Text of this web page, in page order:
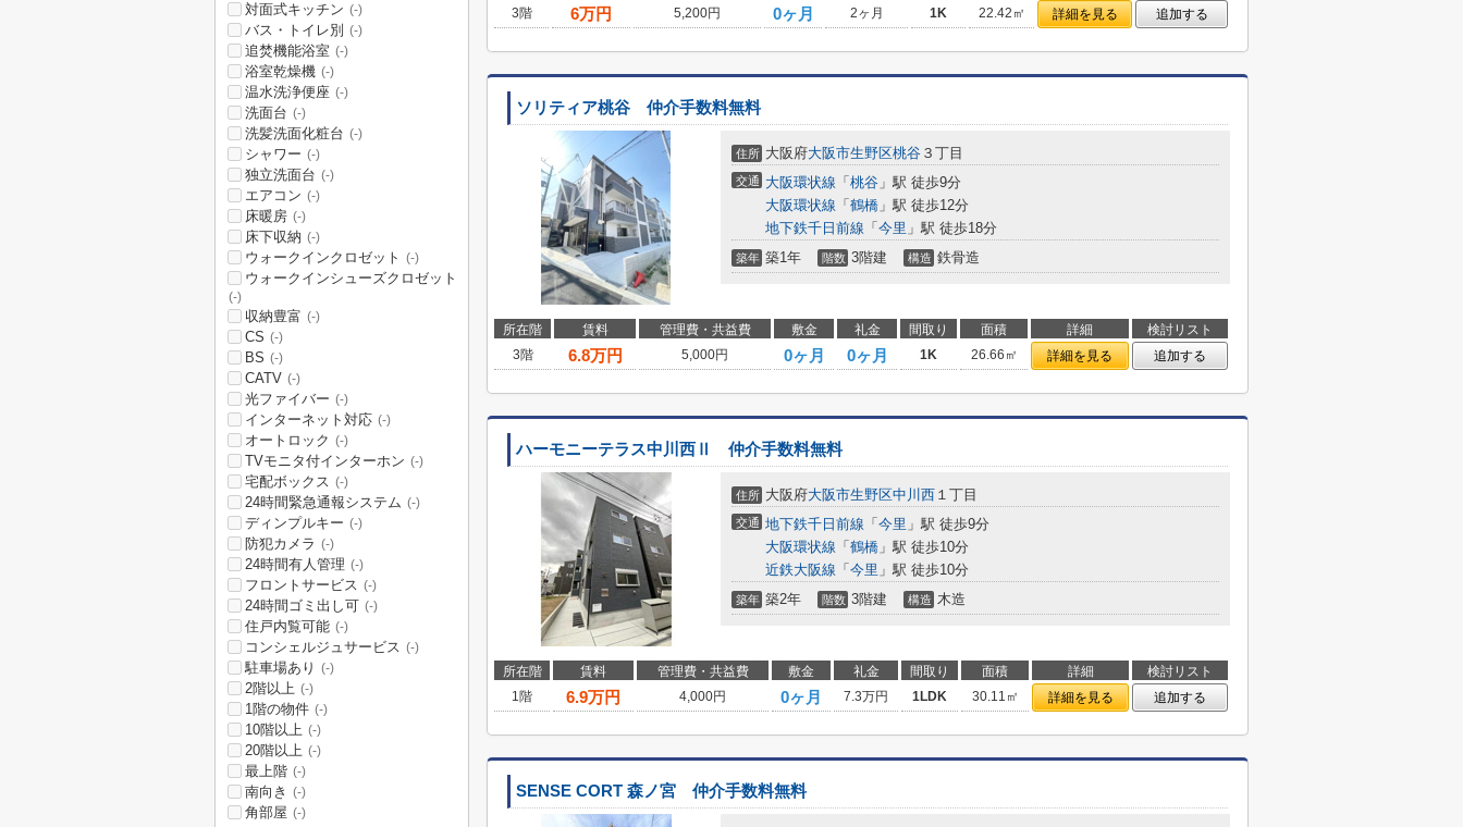
3階
6万円 5,200円 0ヶ月 2ヶ月 1K 22.42㎡ 詳細を見る 追加する
ソリティア桃谷 仲介手数料無料
住所 大阪府大阪市生野区桃谷 ３丁目
交通 大阪環状線 「 桃谷 」駅 徒歩9分
大阪環状線 「 鶴橋 」駅 徒歩12分
地下鉄千日前線 「 今里 」駅 徒歩18分
築年 築1年 階数 3階建 構造 鉄骨造
所在階 賃料 管理費・共益費 敷金 礼金 間取り 面積 詳細
検討リスト
3階
6.8万円 5,000円 0ヶ月 0ヶ月 1K 26.66㎡ 詳細を見る 追加する
ハーモニーテラス中川西Ⅱ 仲介手数料無料
住所 大阪府大阪市生野区中川西 １丁目
交通 地下鉄千日前線 「 今里 」駅 徒歩9分
大阪環状線 「 鶴橋 」駅 徒歩10分
近鉄大阪線 「 今里 」駅 徒歩10分
築年 築2年 階数 3階建 構造 木造
所在階 賃料 管理費・共益費 敷金 礼金 間取り 面積 詳細
検討リスト
1階
6.9万円 4,000円 0ヶ月 7.3万円 1LDK 30.11㎡ 詳細を見る 追加する
SENSE CORT 森ノ宮 仲介手数料無料
対面式キッチン (-)
バス・トイレ別 (-)
追焚機能浴室 (-)
浴室乾燥機 (-)
温水洗浄便座 (-)
洗面台 (-)
洗髪洗面化粧台 (-)
シャワー (-)
独立洗面台 (-)
エアコン (-)
床暖房 (-)
床下収納 (-)
ウォークインクロゼット (-)
ウォークインシューズクロゼット
(-)
収納豊富 (-)
CS (-)
BS (-)
CATV (-)
光ファイバー (-)
インターネット対応 (-)
オートロック (-)
TVモニタ付インターホン (-)
宅配ボックス (-)
24時間緊急通報システム (-)
ディンプルキー (-)
防犯カメラ (-)
24時間有人管理 (-)
フロントサービス (-)
24時間ゴミ出し可 (-)
住戸内覧可能 (-)
コンシェルジュサービス (-)
駐車場あり (-)
2階以上 (-)
1階の物件 (-)
10階以上 (-)
20階以上 (-)
最上階 (-)
南向き (-)
角部屋 (-)